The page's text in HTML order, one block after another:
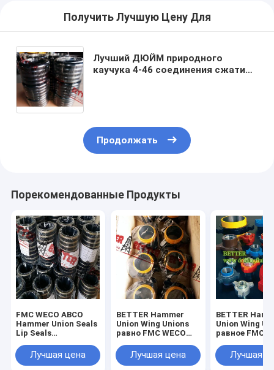
Получить Лучшую Цену Для
Лучший ДЮЙМ природного
каучука 4-46 соединения сжатия
рукава
Продолжать
Порекомендованные Продукты
FMC WECO ABCO
Hammer Union Seals
Lip Seals
сталь с
поддержкой,
Лучшая цена
BETTER Hammer
Union Wing Unions
равно FMC WECO
низкого давления
фиг.100 фиг.200
Лучшая цена
BETTER
Union Wing
равное FMC
службы
давления
Лучшая